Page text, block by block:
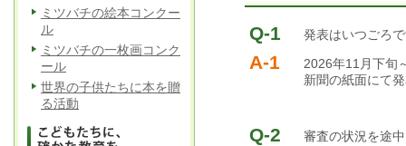
Q-1 発表はいつごろ
A-1
2026年11月下旬
新聞の紙面にて
Q-2 審査の状況を途
ミツバチの絵本コンクー
ル
ミツバチの一枚画コンク
ール
世界の子供たちに本を贈
る活動